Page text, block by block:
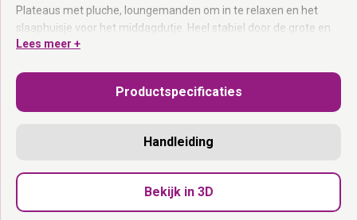
Plateaus met pluche, loungemanden om in te relaxen en het
slaaphuisje voor het middagdutje. Heel stabiel door de grote en
dikke bodemplaat. Ideaal voor meerdere katten én voor oudere
12 cm dikke krabstammen naturel sisal:Eindeloos krabplezier.
Loungemanden, hangmatten + slaaphuisje:Plek zat voor elke
De hoogste Interstate.
Ook voor oudere katten:
Lees meer +
Productspecificaties
Handleiding
Bekijk in 3D